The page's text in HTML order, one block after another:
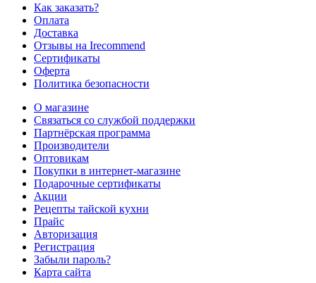
Как заказать?
Оплата
Доставка
Отзывы на Irecommend
Сертификаты
Оферта
Политика безопасности
О магазине
Связаться со службой поддержки
Партнёрская программа
Производители
Оптовикам
Покупки в интернет-магазине
Подарочные сертификаты
Акции
Рецепты тайской кухни
Прайс
Авторизация
Регистрация
Забыли пароль?
Карта сайта